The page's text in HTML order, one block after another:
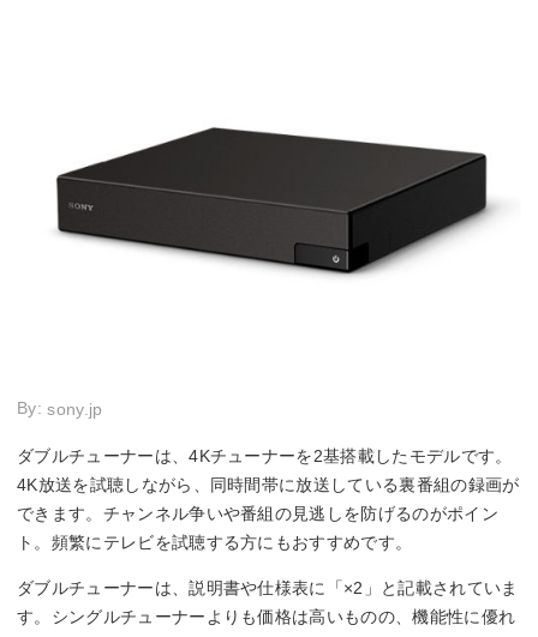
By:sony.jp
ダブルチューナーは、4Kチューナーを2基搭載したモデルです。
4K放送を試聴しながら、同時間帯に放送している裏番組の録画が
できます。チャンネル争いや番組の見逃しを防げるのがポイン
ト。頻繁にテレビを試聴する方にもおすすめです。
ダブルチューナーは、説明書や仕様表に「×2」と記載されていま
す。シングルチューナーよりも価格は高いものの、機能性に優れ